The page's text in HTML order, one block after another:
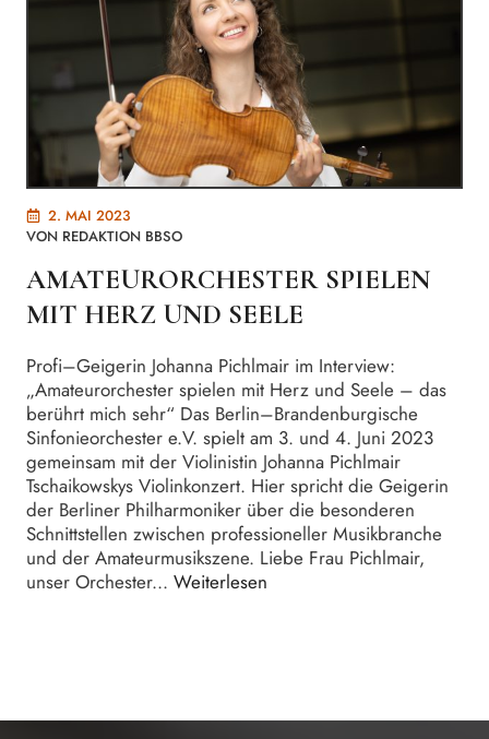
2. MAI 2023
VON REDAKTION BBSO
AMATEURORCHESTER SPIELEN
MIT HERZ UND SEELE
Profi–Geigerin Johanna Pichlmair im Interview:
„Amateurorchester spielen mit Herz und Seele – das
berührt mich sehr“ Das Berlin–Brandenburgische
Sinfonieorchester e.V. spielt am 3. und 4. Juni 2023
gemeinsam mit der Violinistin Johanna Pichlmair
Tschaikowskys Violinkonzert. Hier spricht die Geigerin
der Berliner Philharmoniker über die besonderen
Schnittstellen zwischen professioneller Musikbranche
und der Amateurmusikszene. Liebe Frau Pichlmair,
unser Orchester... Weiterlesen